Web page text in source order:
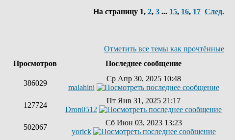
На страницу 1, 2, 3 ... 15, 16, 17 След.
Отметить все темы как прочтённые
Просмотров
Последнее сообщение
386029
Ср Апр 30, 2025 10:48
malahini
127724
Пт Янв 31, 2025 21:17
Dron0512
502067
Сб Июн 03, 2023 13:23
yorick